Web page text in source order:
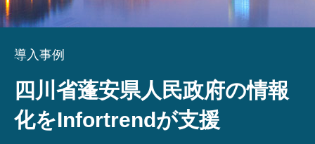
導入事例
四川省蓬安県人民政府の情報
化をInfortrendが支援